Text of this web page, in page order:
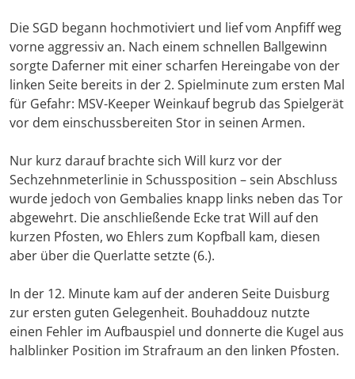
Die SGD begann hochmotiviert und lief vom Anpfiff weg
vorne aggressiv an. Nach einem schnellen Ballgewinn
sorgte Daferner mit einer scharfen Hereingabe von der
linken Seite bereits in der 2. Spielminute zum ersten Mal
für Gefahr: MSV-Keeper Weinkauf begrub das Spielgerät
vor dem einschussbereiten Stor in seinen Armen.
Nur kurz darauf brachte sich Will kurz vor der
Sechzehnmeterlinie in Schussposition – sein Abschluss
wurde jedoch von Gembalies knapp links neben das Tor
abgewehrt. Die anschließende Ecke trat Will auf den
kurzen Pfosten, wo Ehlers zum Kopfball kam, diesen
aber über die Querlatte setzte (6.).
In der 12. Minute kam auf der anderen Seite Duisburg
zur ersten guten Gelegenheit. Bouhaddouz nutzte
einen Fehler im Aufbauspiel und donnerte die Kugel aus
halblinker Position im Strafraum an den linken Pfosten.